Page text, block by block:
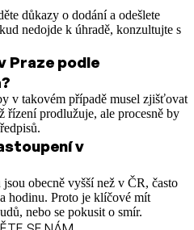
důkazy o dodání a odešlete
nedojde k úhradě, konzultujte s
Praze podle
v takovém případě musel zjišťovat
řízení prodlužuje, ale procesně by
v
obecně vyšší než v ČR, často
hodinu. Proto je klíčové mít
nebo se pokusit o smír.